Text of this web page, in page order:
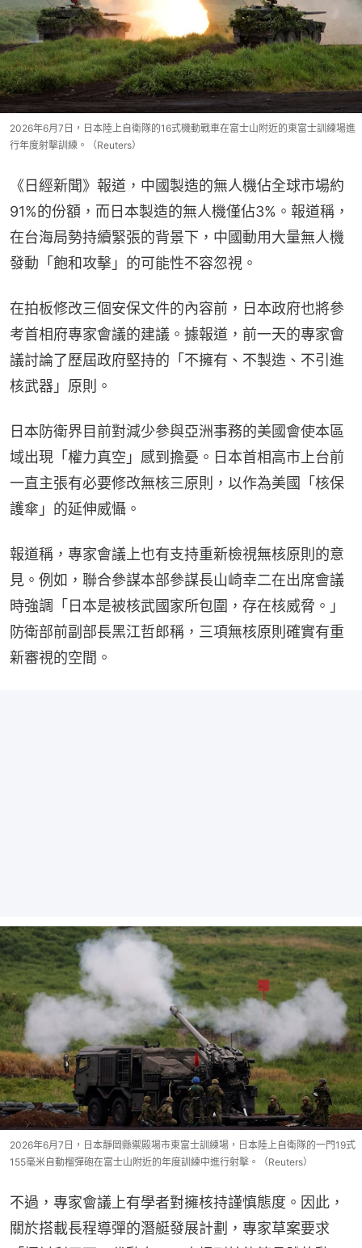
2026年6月7日，日本陸上自衛隊的16式機動戰車在富士山附近的東富士訓練場進
行年度射擊訓練。（Reuters）
《日經新聞》報道，中國製造的無人機佔全球市場約
91%的份額，而日本製造的無人機僅佔3%。報道稱，
在台海局勢持續緊張的背景下，中國動用大量無人機
發動「飽和攻擊」的可能性不容忽視。
在拍板修改三個安保文件的內容前，日本政府也將參
考首相府專家會議的建議。據報道，前一天的專家會
議討論了歷屆政府堅持的「不擁有、不製造、不引進
核武器」原則。
日本防衛界目前對減少參與亞洲事務的美國會使本區
域出現「權力真空」感到擔憂。日本首相高市上台前
一直主張有必要修改無核三原則，以作為美國「核保
護傘」的延伸威懾。
報道稱，專家會議上也有支持重新檢視無核原則的意
見。例如，聯合參謀本部參謀長山崎幸二在出席會議
時強調「日本是被核武國家所包圍，存在核威脅。」
防衛部前副部長黑江哲郎稱，三項無核原則確實有重
新審視的空間。
2026年6月7日，日本靜岡縣禦殿場市東富士訓練場，日本陸上自衛隊的一門19式
155毫米自動榴彈砲在富士山附近的年度訓練中進行射擊。（Reuters）
不過，專家會議上有學者對擁核持謹慎態度。因此，
關於搭載長程導彈的潛艇發展計劃，專家草案要求